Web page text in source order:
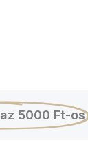
5000 Ft-os